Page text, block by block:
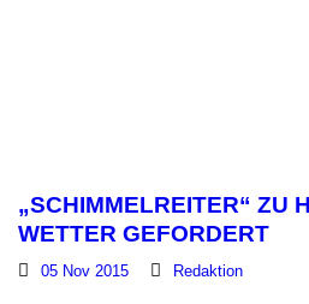
„SCHIMMELREITER“ ZU
WETTER GEFORDERT
05 Nov 2015 Redaktion